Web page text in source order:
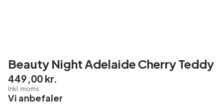
Beauty Night Adelaide Cherry Teddy
449,00 kr.
Inkl. moms
Vi anbefaler